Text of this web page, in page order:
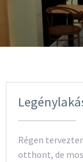
Régen
otthont, de